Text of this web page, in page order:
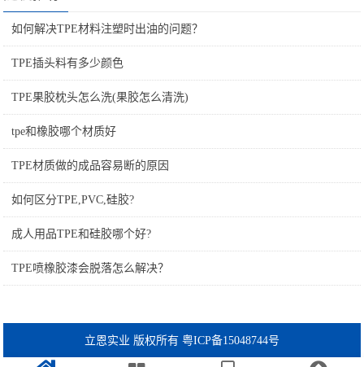
如何解决TPE材料注塑时出油的问题？
TPE插头料有多少颜色
TPE果胶枕头怎么洗(果胶怎么清洗)
tpe和橡胶哪个材质好
TPE材质做的成品容易断的原因
如何区分TPE,PVC,硅胶?
成人用品TPE和硅胶哪个好?
TPE喷橡胶漆会脱落怎么解决？
立恩实业 版权所有 粤ICP备15048744号